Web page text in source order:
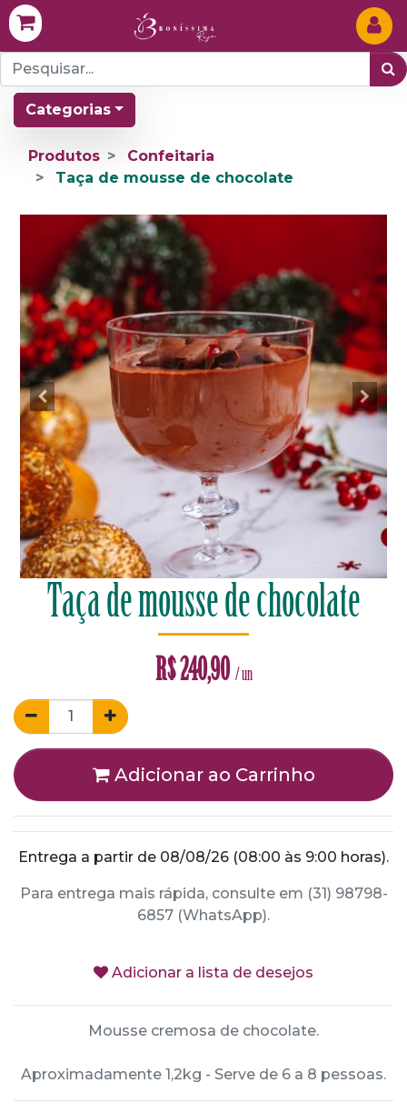
Categorias
Produtos
Confeitaria
Taça de mousse de chocolate
Taça de mousse de chocolate
R$240,90 / un
Adicionar ao Carrinho
Entrega a partir de 08/08/26 (08:00 às 9:00 horas).
Para entrega mais rápida, consulte em (31) 98798-
6857 (WhatsApp).
Adicionar a lista de desejos
Mousse cremosa de chocolate.
Aproximadamente 1,2kg - Serve de 6 a 8 pessoas.